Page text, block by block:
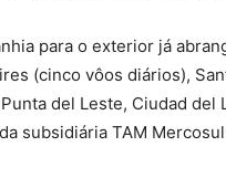
para o exterior já
(cinco vôos diários),
del Leste, Ciudad del
subsidiária TAM